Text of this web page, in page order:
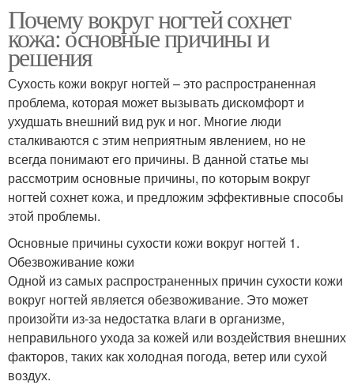
Почему вокруг ногтей сохнет
кожа: основные причины и
решения
Сухость кожи вокруг ногтей – это распространенная
проблема, которая может вызывать дискомфорт и
ухудшать внешний вид рук и ног. Многие люди
сталкиваются с этим неприятным явлением, но не
всегда понимают его причины. В данной статье мы
рассмотрим основные причины, по которым вокруг
ногтей сохнет кожа, и предложим эффективные способы
этой проблемы.
Основные причины сухости кожи вокруг ногтей 1.
Обезвоживание кожи
Одной из самых распространенных причин сухости кожи
вокруг ногтей является обезвоживание. Это может
произойти из-за недостатка влаги в организме,
неправильного ухода за кожей или воздействия внешних
факторов, таких как холодная погода, ветер или сухой
воздух.